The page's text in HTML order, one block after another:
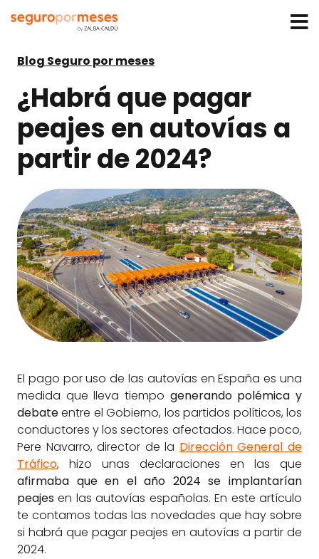
Blog Seguro por meses
¿Habrá que pagar
peajes en autovías a
partir de 2024?
El pago por uso de las autovías en España es una
medida que lleva tiempo generando polémica y
debateentre el Gobierno, los partidos políticos, los
conductores y los sectores afectados. Hace poco,
Pere Navarro, director de la Dirección General de
Tráfico, hizo unas declaraciones en las que
afirmaba que en el año 2024 se implantarían
peajesen las autovías españolas. En este artículo
te contamos todas las novedades que hay sobre
si habrá que pagar peajes en autovías a partir de
2024.